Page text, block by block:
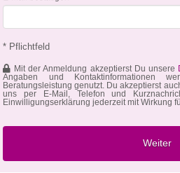
* Pflichtfeld
Mit der Anmeldung akzeptierst Du unsere
Angaben und Kontaktinformationen
Beratungsleistung genutzt. Du akzeptierst
uns per E-Mail, Telefon und
Einwilligungserklärung jederzeit mit Wirkung